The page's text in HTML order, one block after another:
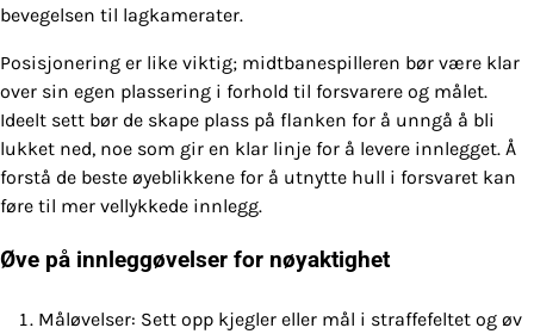
bevegelsen til lagkamerater.
Posisjonering er like viktig; midtbanespilleren bør være klar
over sin egen plassering i forhold til forsvarere og målet.
Ideelt sett bør de skape plass på flanken for å unngå å bli
lukket ned, noe som gir en klar linje for å levere innlegget. Å
forstå de beste øyeblikkene for å utnytte hull i forsvaret kan
føre til mer vellykkede innlegg.
Øve på innleggøvelser for nøyaktighet
Måløvelser: Sett opp kjegler eller mål i straffefeltet og øv